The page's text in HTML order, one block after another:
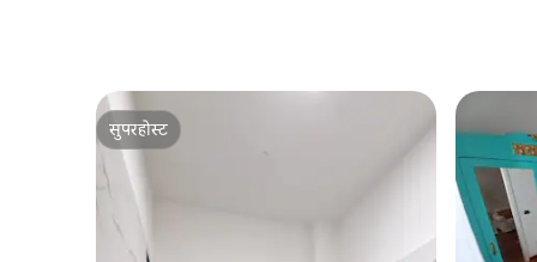
सुपरहोस्ट
सुपरहोस्ट